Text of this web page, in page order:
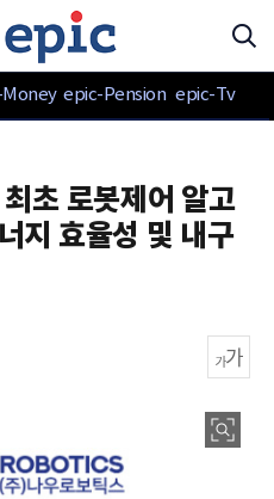
epic-Pension epic-Tv
초 로봇제어 알고
지 효율성 및 내구